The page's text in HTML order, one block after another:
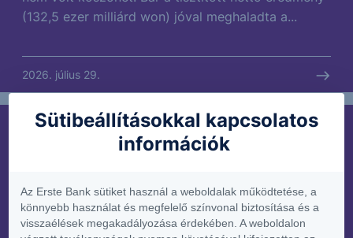
(132,5 ezer milliárd won) jóval meghaladta a...
2026. július 29.
PIACI HÍREK
Azt a leborult szivarvégét! Ma is hatalmasat esett a
Samsung és az SK Hynix is. S mivel a Kospi indexet
Sütibeállításokkal kapcsolatos
információk
Az Erste Bank sütiket használ a weboldalak működtetése, a
könnyebb használat és megfelelő színvonal biztosítása és a
visszaélések megakadályozása érdekében. A weboldalon